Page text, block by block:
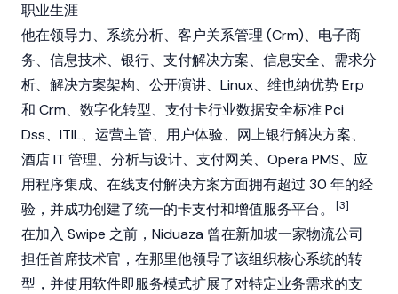
职业生涯
他在领导力、系统分析、客户关系管理 (Crm)、电子商
务、信息技术、银行、支付解决方案、信息安全、需求分
析、解决方案架构、公开演讲、Linux、维也纳优势 Erp
和 Crm、数字化转型、支付卡行业数据安全标准 Pci
Dss、ITIL、运营主管、用户体验、网上银行解决方案、
酒店 IT 管理、分析与设计、支付网关、Opera PMS、应
用程序集成、在线支付解决方案方面拥有超过 30 年的经
验，并成功创建了统一的卡支付和增值服务平台。
[3]
在加入 Swipe 之前，Niduaza 曾在新加坡一家物流公司
担任首席技术官，在那里他领导了该组织核心系统的转
型，并使用软件即服务模式扩展了对特定业务需求的支